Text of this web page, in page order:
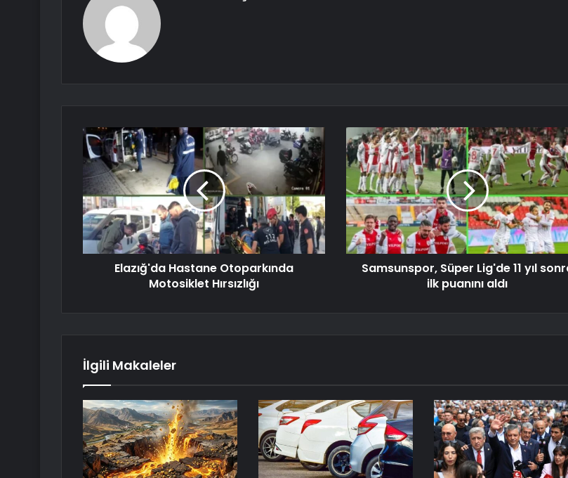
Elazığ'da Hastane Otoparkında
Motosiklet Hırsızlığı
Samsunspor, Süper Lig'de 11 yıl
ilk puanını aldı
İlgili Makaleler